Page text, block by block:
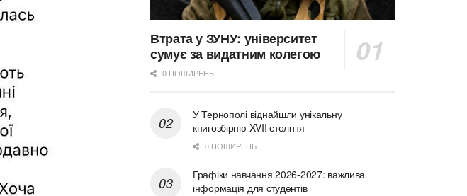
Втрата у ЗУНУ: університет
сумує за видатним колегою
0 ПОШИРЕНЬ
У Тернополі віднайшли унікальну
книгозбірню XVII століття
0 ПОШИРЕНЬ
Графіки навчання 2026-2027: важлива
інформація для студентів